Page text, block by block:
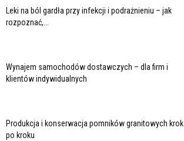
Leki na ból gardła przy infekcji i podrażnieniu – jak
rozpoznać,...
Wynajem samochodów dostawczych – dla firm i
klientów indywidualnych
Produkcja i konserwacja pomników granitowych krok
po kroku